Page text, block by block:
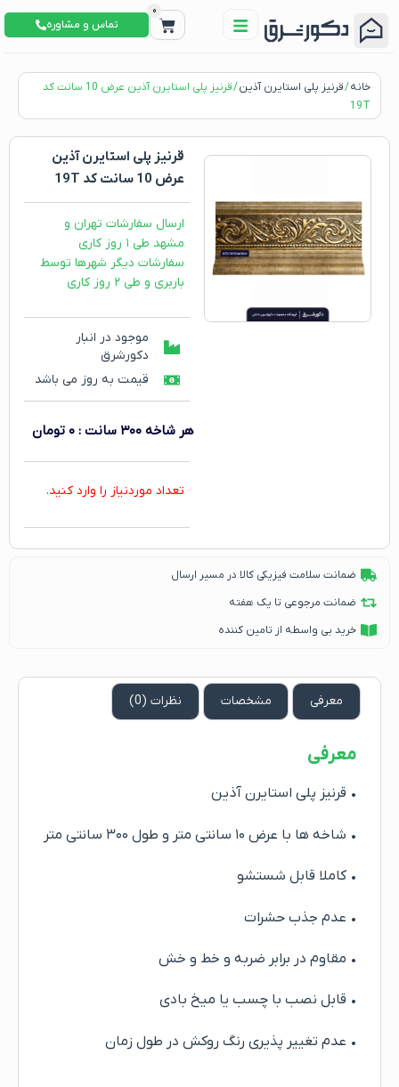
0
تماس و مشاوره
خانه/قرنیز پلی استایرن آذین
/ قرنیز پلی استایرن آذین عرض 10 سانت کد
19T
قرنیز پلی استایرن آذین
عرض 10 سانت کد 19T
ارسال سفارشات تهران و
مشهد طی ۱ روز کاری
سفارشات دیگر شهرها توسط
باربری و طی ۲ روز کاری
موجود در انبار
دکورشرق
قیمت به روز می باشد
هر شاخه ۳۰۰ سانت :۰ تومان
تعداد موردنیاز را وارد کنید.
ضمانت سلامت فیزیکی کالا در مسیر ارسال
ضمانت مرجوعی تا یک هفته
خرید بی واسطه از تامین کننده
معرفی مشخصات نظرات (0)
معرفی
• قرنیز پلی استایرن آذین
• شاخه ها با عرض ۱۰ سانتی متر و طول ۳۰۰ سانتی متر
• کاملا قابل شستشو
• عدم جذب حشرات
• مقاوم در برابر ضربه و خط و خش
• قابل نصب با چسب یا میخ بادی
• عدم تغییر پذیری رنگ روکش در طول زمان